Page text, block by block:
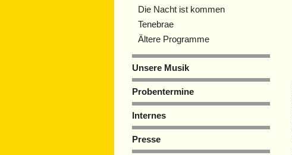
Die Nacht ist kommen
Tenebrae
Ältere Programme
Unsere Musik
Probentermine
Internes
Presse